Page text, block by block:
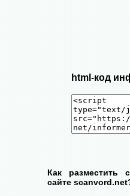
html-код
Как разместить
сайте